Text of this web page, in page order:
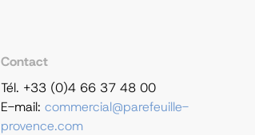
Contact
Tél. +33 (0)4 66 37 48 00
E-mail: commercial@parefeuille-
provence.com